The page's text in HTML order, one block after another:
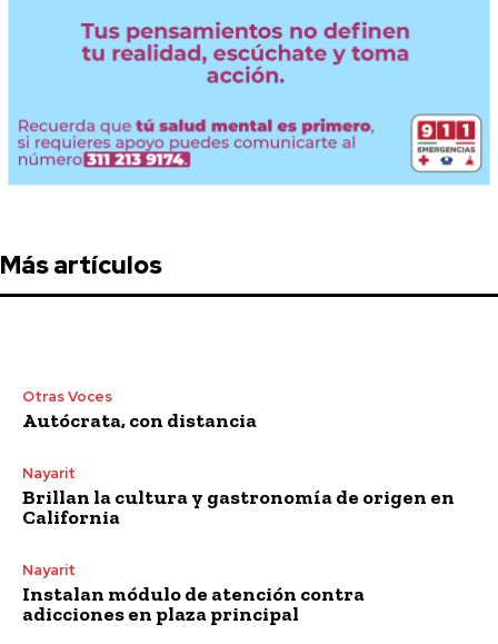
Más artículos
Otras Voces
Autócrata, con distancia
Nayarit
Brillan la cultura y gastronomía de origen en
California
Nayarit
Instalan módulo de atención contra
adicciones en plaza principal